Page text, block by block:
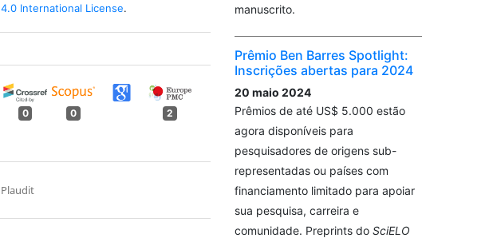
4.0 International License.
0 0 2
Plaudit
manuscrito.
Prêmio Ben Barres Spotlight:
Inscrições abertas para 2024
20 maio 2024
Prêmios de até US$ 5.000 estão
agora disponíveis para
pesquisadores de origens sub-
representadas ou países com
financiamento limitado para apoiar
sua pesquisa, carreira e
comunidade. Preprints do SciELO